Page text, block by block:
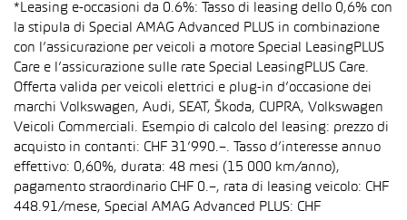
*Leasing e-occasioni da 0.6%: Tasso di leasing dello 0,6% con
la stipula di Special AMAG Advanced PLUS in combinazione
con l’assicurazione per veicoli a motore Special LeasingPLUS
Care e l’assicurazione sulle rate Special LeasingPLUS Care.
Offerta valida per veicoli elettrici e plug-in d’occasione dei
marchi Volkswagen, Audi, SEAT, Škoda, CUPRA, Volkswagen
Veicoli Commerciali. Esempio di calcolo del leasing: prezzo di
acquisto in contanti: CHF 31’990.–. Tasso d’interesse annuo
effettivo: 0,60%, durata: 48 mesi (15 000 km/anno),
pagamento straordinario CHF 0.–, rata di leasing veicolo: CHF
448.91/mese, Special AMAG Advanced PLUS: CHF